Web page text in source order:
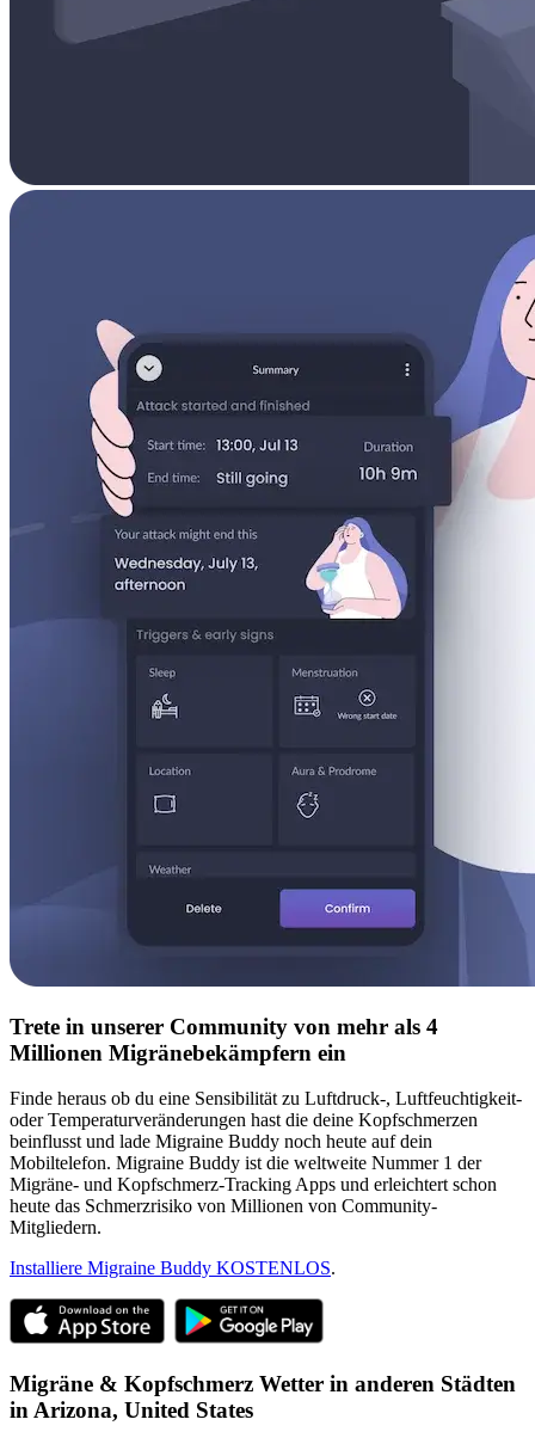
Trete in unserer Community von mehr als 4
Millionen Migränebekämpfern ein
Finde heraus ob du eine Sensibilität zu Luftdruck-, Luftfeuchtigkeit-
oder Temperaturveränderungen hast die deine Kopfschmerzen
beinflusst und lade Migraine Buddy noch heute auf dein
Mobiltelefon. Migraine Buddy ist die weltweite Nummer 1 der
Migräne- und Kopfschmerz-Tracking Apps und erleichtert schon
heute das Schmerzrisiko von Millionen von Community-
Mitgliedern.
Installiere Migraine Buddy KOSTENLOS.
Migräne & Kopfschmerz Wetter in anderen Städten
in Arizona, United States